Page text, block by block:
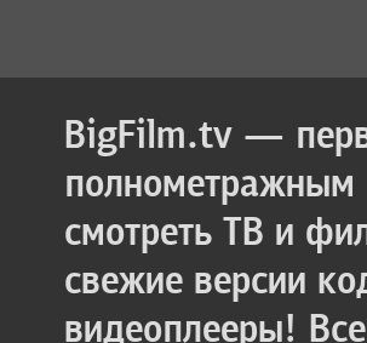
BigFilm.tv —
полнометражным
смотреть ТВ и
свежие версии
видеоплееры!